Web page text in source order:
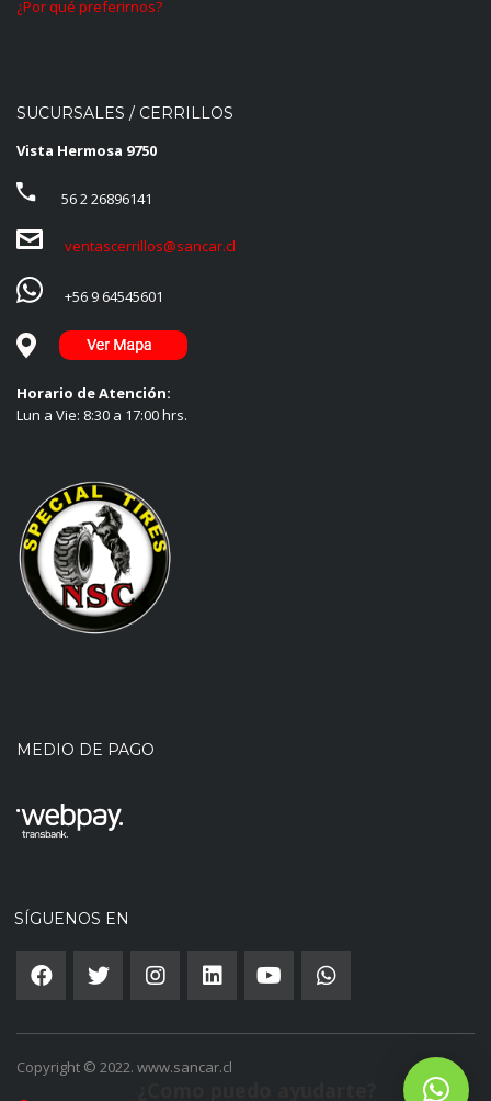
¿Por qué preferirnos?
SUCURSALES / CERRILLOS
Vista Hermosa 9750
56 2 26896141
ventascerrillos@sancar.cl
+56 9 64545601
Horario de Atención:
Lun a Vie: 8:30 a 17:00 hrs.
MEDIO DE PAGO
SÍGUENOS EN
Copyright © 2022. www.sancar.cl